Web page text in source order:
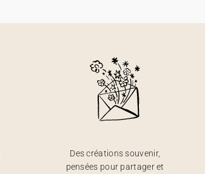
Des créations souvenir,
pensées pour partager et